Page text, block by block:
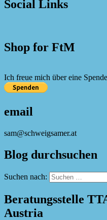
Social Links
Shop for FtM
Ich freue mich über eine
email
sam@schweigsamer.at
Blog durchsuchen
Suchen nach:
Beratungsstelle
Austria